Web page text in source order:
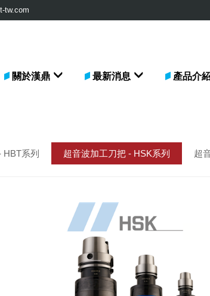
tw.com
關於漢鼎 最新消息 產品介
系列 超音波加工刀把 - HSK系列 超